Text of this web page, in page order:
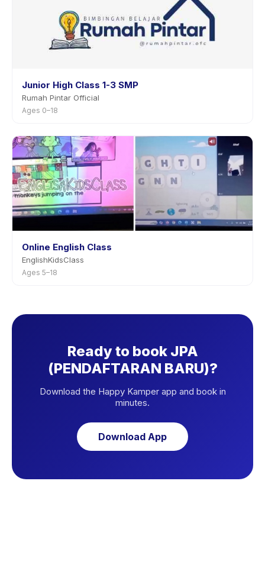
Junior High Class 1-3 SMP
Rumah Pintar Official
Ages 0–18
Online English Class
EnglishKidsClass
Ages 5–18
Ready to book JPA
(PENDAFTARAN BARU)?
Download the Happy Kamper app and book in
minutes.
Download App